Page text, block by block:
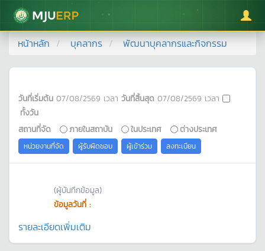
มหาวิทยาลัยแม่โจ้
หน้าหลัก บุคลากร พัฒนาบุคลากรและกิจกรรม
วันที่เริ่มต้น 07/08/2569 เวลา วันที่สิ้นสุด 07/08/2569 เวลา
ทั้งวัน
สถานที่จัด
ภายในสถาบัน ในประเทศ ต่างประเทศ
หน่วยงานที่จัด ผู้รับผิดชอบ ผู้เข้าร่วม ลงทะเบียน
(ผู้บันทึกข้อมูล)
ข้อมูลวันที่ :
รายละเอียดเพิ่มเติม